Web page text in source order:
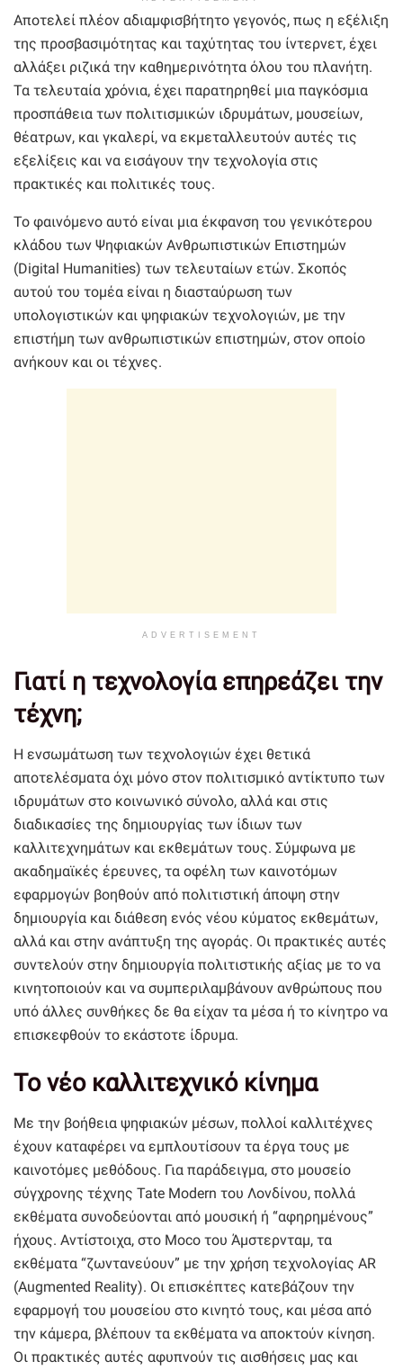
Αποτελεί πλέον αδιαμφισβήτητο γεγονός, πως η εξέλιξη
της προσβασιμότητας και ταχύτητας του ίντερνετ, έχει
αλλάξει ριζικά την καθημερινότητα όλου του πλανήτη.
Τα τελευταία χρόνια, έχει παρατηρηθεί μια παγκόσμια
προσπάθεια των πολιτισμικών ιδρυμάτων, μουσείων,
θέατρων, και γκαλερί, να εκμεταλλευτούν αυτές τις
εξελίξεις και να εισάγουν την τεχνολογία στις
πρακτικές και πολιτικές τους.
Το φαινόμενο αυτό είναι μια έκφανση του γενικότερου
κλάδου των Ψηφιακών Ανθρωπιστικών Επιστημών
(Digital Humanities) των τελευταίων ετών. Σκοπός
αυτού του τομέα είναι η διασταύρωση των
υπολογιστικών και ψηφιακών τεχνολογιών, με την
επιστήμη των ανθρωπιστικών επιστημών, στον οποίο
ανήκουν και οι τέχνες.
ADVERTISEMENT
Γιατί η τεχνολογία επηρεάζει την
τέχνη;
Η ενσωμάτωση των τεχνολογιών έχει θετικά
αποτελέσματα όχι μόνο στον πολιτισμικό αντίκτυπο των
ιδρυμάτων στο κοινωνικό σύνολο, αλλά και στις
διαδικασίες της δημιουργίας των ίδιων των
καλλιτεχνημάτων και εκθεμάτων τους. Σύμφωνα με
ακαδημαϊκές έρευνες, τα οφέλη των καινοτόμων
εφαρμογών βοηθούν από πολιτιστική άποψη στην
δημιουργία και διάθεση ενός νέου κύματος εκθεμάτων,
αλλά και στην ανάπτυξη της αγοράς. Οι πρακτικές αυτές
συντελούν στην δημιουργία πολιτιστικής αξίας με το να
κινητοποιούν και να συμπεριλαμβάνουν ανθρώπους που
υπό άλλες συνθήκες δε θα είχαν τα μέσα ή το κίνητρο να
επισκεφθούν το εκάστοτε ίδρυμα.
Το νέο καλλιτεχνικό κίνημα
Με την βοήθεια ψηφιακών μέσων, πολλοί καλλιτέχνες
έχουν καταφέρει να εμπλουτίσουν τα έργα τους με
καινοτόμες μεθόδους. Για παράδειγμα, στο μουσείο
σύγχρονης τέχνης Tate Modern του Λονδίνου, πολλά
εκθέματα συνοδεύονται από μουσική ή “αφηρημένους”
ήχους. Αντίστοιχα, στο Moco του Άμστερνταμ, τα
εκθέματα “ζωντανεύουν” με την χρήση τεχνολογίας AR
(Augmented Reality). Οι επισκέπτες κατεβάζουν την
εφαρμογή του μουσείου στο κινητό τους, και μέσα από
την κάμερα, βλέπουν τα εκθέματα να αποκτούν κίνηση.
Οι πρακτικές αυτές αφυπνούν τις αισθήσεις μας και